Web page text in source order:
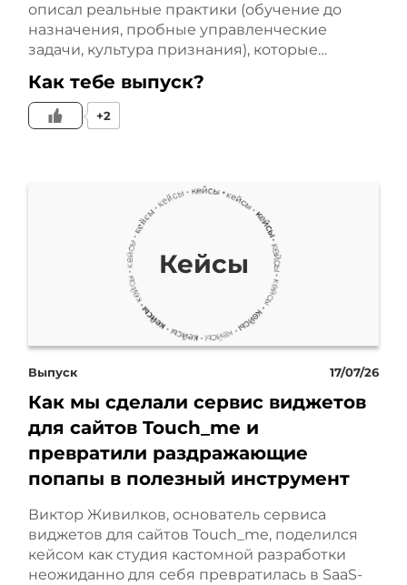
работаем на хват. Я очень
часто слышу от клиентов,
что мы хотим видеть в
рекламе именно себя. Это
хочет узнаваемости,
видимости, особенно
руководителя, ощущения
присутствия. Это, как
знаете, хорошая штука, что
очень часто наружку
вешают не для охватов, а
для неузнаваемости, а для
супруги-собственника,
которая ездит мимо и
описал реальные практики (обучение до
назначения, пробные управленческие
задачи, культура признания), которые…
Как тебе выпуск?
+2
Кейсы
Выпуск 17/07/26
Как мы сделали сервис виджетов
для сайтов Touch_me и
превратили раздражающие
попапы в полезный инструмент
Виктор Живилков, основатель сервиса
виджетов для сайтов Touch_me, поделился
кейсом как студия кастомной разработки
неожиданно для себя превратилась в SaaS-